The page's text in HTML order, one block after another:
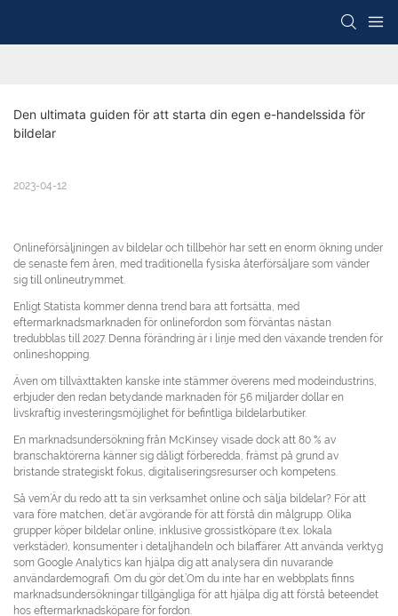
Den ultimata guiden för att starta din egen e-handelssida för
bildelar
2023-04-12
Onlineförsäljningen av bildelar och tillbehör har sett en enorm ökning under
de senaste fem åren, med traditionella fysiska återförsäljare som vänder
sig till onlineutrymmet.
Enligt Statista kommer denna trend bara att fortsätta, med
eftermarknadsmarknaden för onlinefordon som förväntas nästan
tredubblas till 2027. Denna förändring är i linje med den växande trenden för
onlineshopping.
Även om tillväxttakten kanske inte stämmer överens med modeindustrins,
erbjuder den redan betydande marknaden för 56 miljarder dollar en
livskraftig investeringsmöjlighet för befintliga bildelarbutiker.
En marknadsundersökning från McKinsey visade dock att 80 % av
branschaktörerna känner sig dåligt förberedda, främst på grund av
bristande strategiskt fokus, digitaliseringsresurser och kompetens.
Så vem’Är du redo att ta sin verksamhet online och sälja bildelar? För att
vara före matchen, det’är avgörande för att förstå din målgrupp. Olika
grupper köper bildelar online, inklusive grossistköpare (t.ex. lokala
verkstäder), konsumenter i detaljhandeln och bilaffärer. Att använda verktyg
som Google Analytics kan hjälpa dig att analysera din nuvarande
användardemografi. Om du gör det.’Om du inte har en webbplats finns
marknadsundersökningar tillgängliga för att hjälpa dig att förstå beteendet
hos eftermarknadsköpare för fordon.